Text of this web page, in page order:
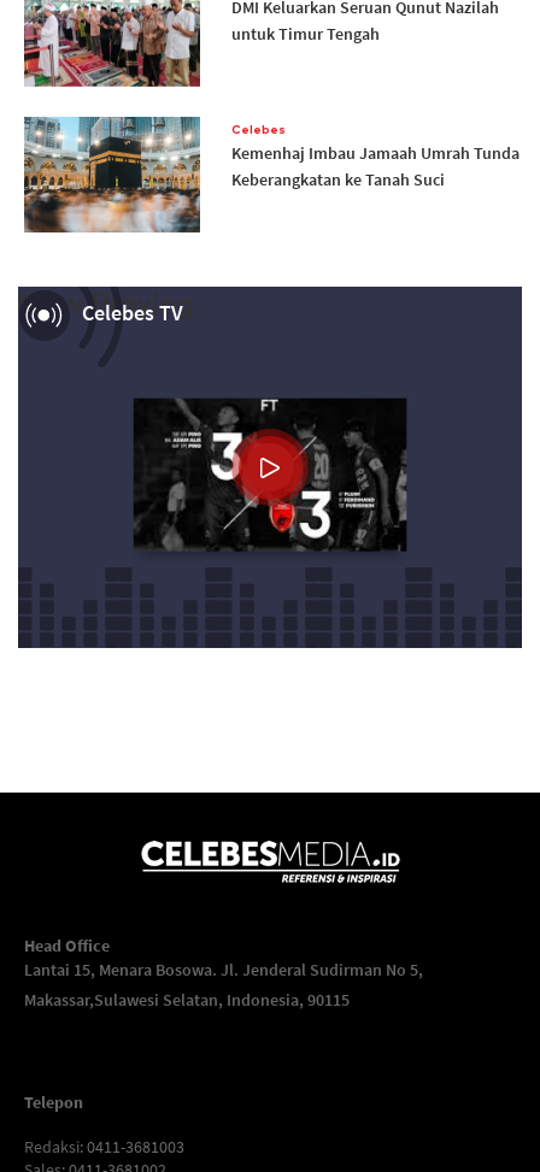
DMI Keluarkan Seruan Qunut Nazilah
untuk Timur Tengah
Celebes
Kemenhaj Imbau Jamaah Umrah Tunda
Keberangkatan ke Tanah Suci
Celebes TV
Now Playing
Head Office
Lantai 15, Menara Bosowa. Jl. Jenderal Sudirman No 5,
Makassar,Sulawesi Selatan, Indonesia, 90115
Telepon
Redaksi: 0411-3681003